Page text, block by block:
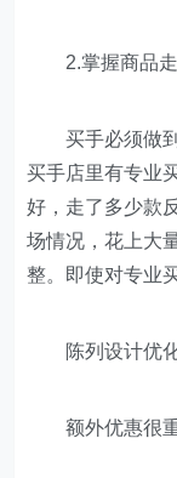
2.掌握商品
买手必须做到
买手店里有专业
好，走了多少款
场情况，花上大
整。即使对专业
陈列设计优
额外优惠很